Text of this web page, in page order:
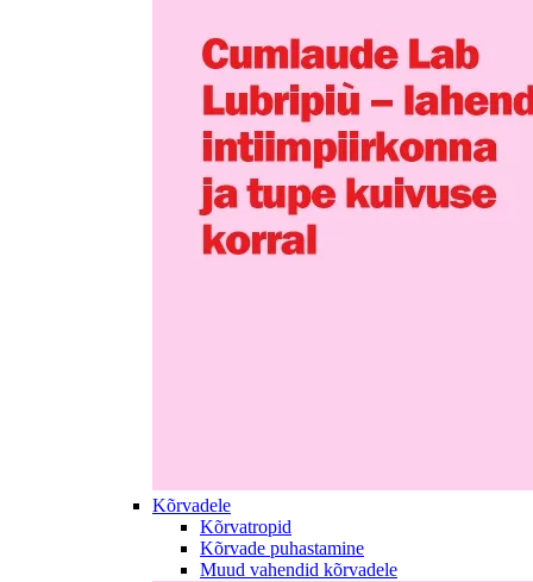
Kõrvadele
Kõrvatropid
Kõrvade puhastamine
Muud vahendid kõrvadele